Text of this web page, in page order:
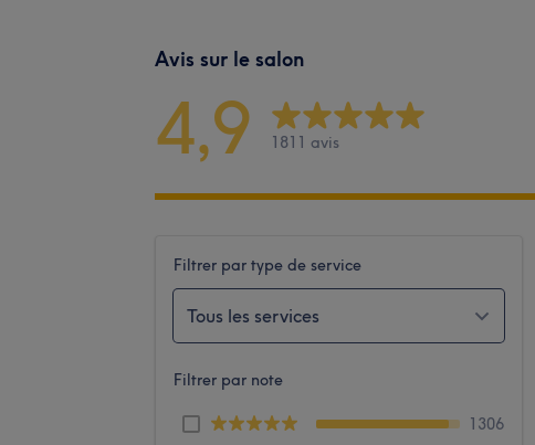
Avis sur le salon
4,9 1811 avis
Filtrer par type de service
Tous les services
Filtrer par note
1306